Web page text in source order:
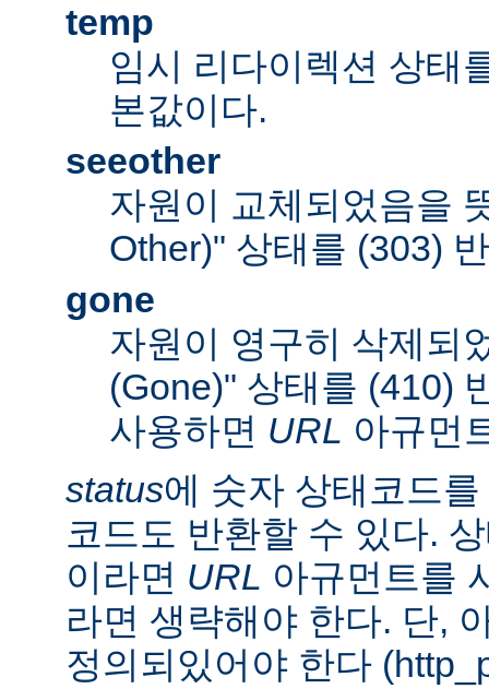
temp
임시 리다이렉션 상태
본값이다.
seeother
자원이 교체되었음을
Other)" 상태를 (303)
gone
자원이 영구히 삭제되
(Gone)" 상태를 (410)
사용하면 URL 아규먼
status에 숫자 상태코드
코드도 반환할 수 있다.
이라면 URL 아규먼트를
라면 생략해야 한다. 단,
정의되있어야 한다